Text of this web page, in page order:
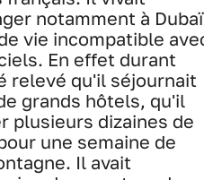
notamment à Dubaï
vie incompatible
En effet durant
relevé qu'il séjournait
grands hôtels, qu'il
plusieurs dizaines de
une semaine de
Il avait